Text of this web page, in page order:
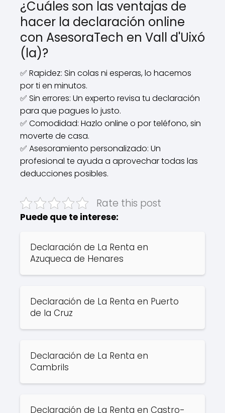
¿Cuáles son las ventajas de
hacer la declaración online
con AsesoraTech en Vall d'Uixó
(la)?
✅ Rapidez: Sin colas ni esperas, lo hacemos
por ti en minutos.
✅ Sin errores: Un experto revisa tu declaración
para que pagues lo justo.
✅ Comodidad: Hazlo online o por teléfono, sin
moverte de casa.
✅ Asesoramiento personalizado: Un
profesional te ayuda a aprovechar todas las
deducciones posibles.
Rate this post
Puede que te interese:
Declaración de La Renta en
Azuqueca de Henares
Declaración de La Renta en Puerto
de la Cruz
Declaración de La Renta en
Cambrils
Declaración de La Renta en Castro-